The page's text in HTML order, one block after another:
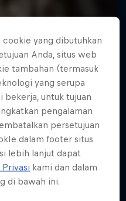
yang dibutuhkan
Anda, situs web
tambahan (termasuk
yang serupa
bekerja, untuk tujuan
pengalaman
persetujuan
dalam footer situs
lebih lanjut dapat
Privasi kami dan dalam
di bawah ini.